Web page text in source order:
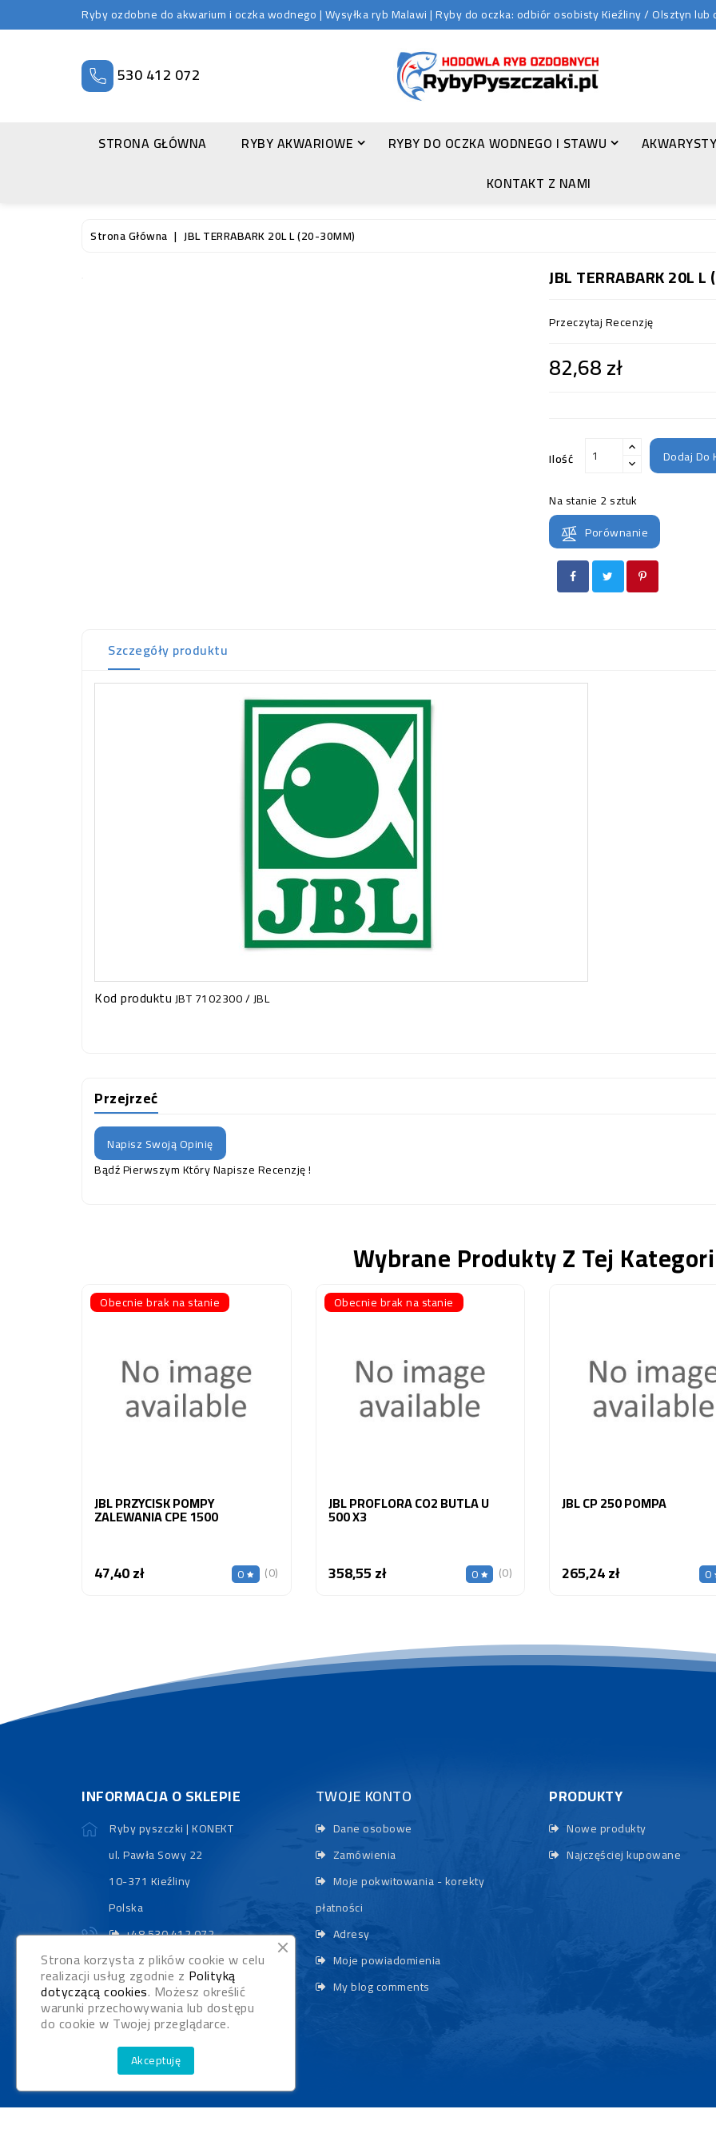
Ryby ozdobne do akwarium i oczka wodnego | Wysyłka ryb Malawi | Ryby do oczka: odbiór osobisty Kieźliny / Olsztyn
530 412 072
STRONA GŁÓWNA RYBY AKWARIOWE RYBY DO OCZKA WODNEGO I STAWU
KONTAKT Z NAMI
Strona Główna JBL TERRABARK 20L L (20-30MM)
JBL TERRABARK 20L
Przeczytaj Recenzję
82,68 zł
Ilość Dodaj Do
Na stanie 2 sztuk
Porównanie
Szczegóły produktu
Kod produktuJBT 7102300 / JBL
Przejrzeć
Napisz Swoją Opinię
Bądź Pierwszym Który Napisze Recenzję !
Wybrane Produkty Z Tej
Obecnie brak na stanie
JBL PRZYCISK POMPY
ZALEWANIA CPE 1500
47,40 złCena 0 (0)
Obecnie brak na stanie
JBL PROFLORA CO2 BUTLA U
500 X3
358,55 złCena 0 (0)
JBL CP 250 POMPA
265,24 złCena 0
INFORMACJA O SKLEPIE
Ryby pyszczki | KONEKT
ul. Pawła Sowy 22
10-371 Kieźliny
Polska
+48 530 412 072
sklep@rybypyszczaki.pl
TWOJE KONTO
Dane osobowe
Zamówienia
Moje pokwitowania - korekty
płatności
Adresy
Moje powiadomienia
My blog comments
PRODUKTY
Nowe produkty
Najczęściej kupowane
Strona korzysta z plików cookie w celu
realizacji usług zgodnie z Polityką
dotyczącą cookies. Możesz określić
warunki przechowywania lub dostępu
do cookie w Twojej przeglądarce.
Akceptuję